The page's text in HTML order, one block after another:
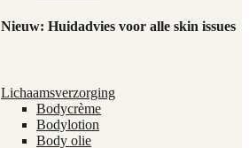
Nieuw: Huidadvies voor alle skin issues
Lichaamsverzorging
Bodycrème
Bodylotion
Body olie